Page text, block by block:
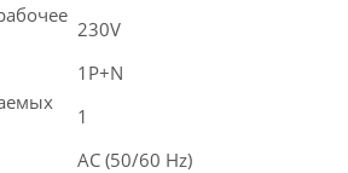
230V
1P+N
1
AC (50/60 Hz)